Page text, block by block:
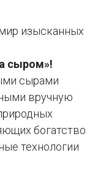
изысканных
сыром»!
сырами
вручную
богатство
технологии